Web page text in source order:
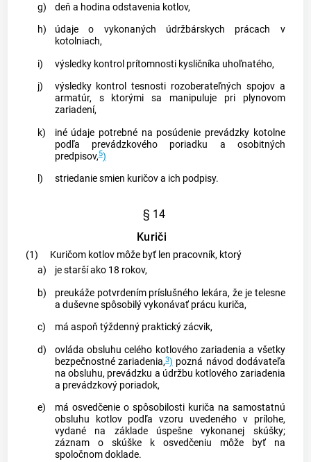
g)
deň a hodina odstavenia kotlov,
h)
údaje o vykonaných údržbárskych prácach v
kotolniach,
i)
výsledky kontrol prítomnosti kysličníka uhoľnatého,
j)
výsledky kontrol tesnosti rozoberateľných spojov a
armatúr, s ktorými sa manipuluje pri plynovom
zariadení,
k)
iné údaje potrebné na posúdenie prevádzky kotolne
podľa prevádzkového poriadku a osobitných
predpisov,5)
l)
striedanie smien kuričov a ich podpisy.
§ 14
Kuriči
(1)
Kuričom kotlov môže byť len pracovník, ktorý
a)
je starší ako 18 rokov,
b)
preukáže potvrdením príslušného lekára, že je telesne
a duševne spôsobilý vykonávať prácu kuriča,
c)
má aspoň týždenný praktický zácvik,
d)
ovláda obsluhu celého kotlového zariadenia a všetky
bezpečnostné zariadenia,3) pozná návod dodávateľa
na obsluhu, prevádzku a údržbu kotlového zariadenia
a prevádzkový poriadok,
e)
má osvedčenie o spôsobilosti kuriča na samostatnú
obsluhu kotlov podľa vzoru uvedeného v prílohe,
vydané na základe úspešne vykonanej skúšky;
záznam o skúške k osvedčeniu môže byť na
spoločnom doklade.